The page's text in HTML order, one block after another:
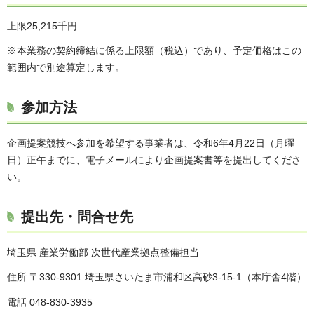
上限25,215千円
※本業務の契約締結に係る上限額（税込）であり、予定価格はこの
範囲内で別途算定します。
参加方法
企画提案競技へ参加を希望する事業者は、令和6年4月22日（月曜
日）正午までに、電子メールにより企画提案書等を提出してくださ
い。
提出先・問合せ先
埼玉県 産業労働部 次世代産業拠点整備担当
住所 〒330-9301 埼玉県さいたま市浦和区高砂3-15-1（本庁舎4階）
電話 048-830-3935